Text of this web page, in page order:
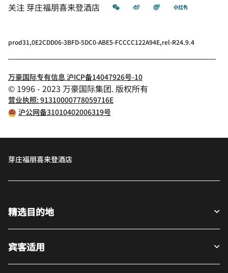
关注 芽庄福朋喜来登酒店 微信 微博 飞猪 小红书
prod31,0E2CDD06-3BFD-5DC0-ABE5-FCCCC122A94E,rel-R24.9.4
万豪国际专有信息 沪ICP备14047926号-10
© 1996 - 2023 万豪国际集团. 版权所有
营业执照: 91310000778059716E
沪公网备31010402006319号
芽庄福朋喜来登酒店
精选目的地
宾客适用